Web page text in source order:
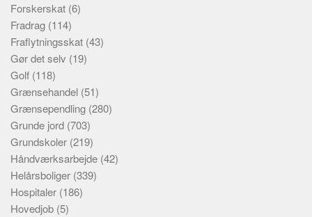
Forskerskat (6)
Fradrag (114)
Fraflytningsskat (43)
Gør det selv (19)
Golf (118)
Grænsehandel (51)
Grænsependling (280)
Grunde jord (703)
Grundskoler (219)
Håndværksarbejde (42)
Helårsboliger (339)
Hospitaler (186)
Hovedjob (5)